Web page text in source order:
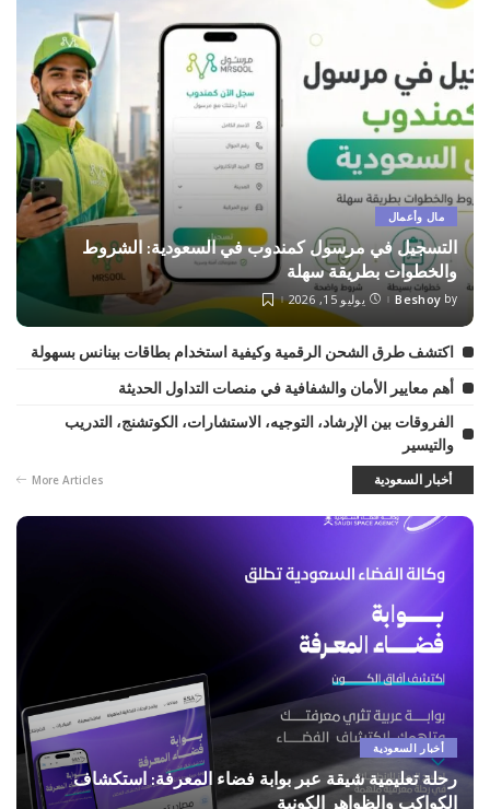
مال وأعمال
التسجيل في مرسول كمندوب في السعودية: الشروط
والخطوات بطريقة سهلة
by
Beshoy يوليو 15, 2026
اكتشف طرق الشحن الرقمية وكيفية استخدام بطاقات بينانس بسهولة
أهم معايير الأمان والشفافية في منصات التداول الحديثة
الفروقات بين الإرشاد، التوجيه، الاستشارات، الكوتشنج، التدريب
والتيسير
أخبار السعودية More Articles
أخبار السعودية
رحلة تعليمية شيقة عبر بوابة فضاء المعرفة: استكشاف
الكواكب والظواهر الكونية